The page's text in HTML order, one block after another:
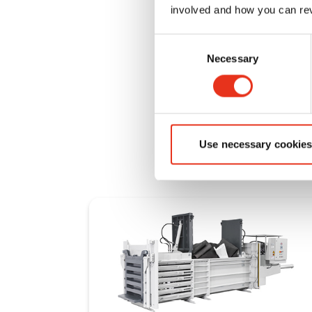
involved and how you can
Necessary
Use necessary
La HSM HL
soluzione
gommapiuma,
di pressatura